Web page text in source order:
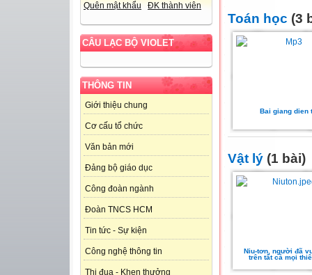
Quên mật khẩu ĐK thành viên
CÂU LẠC BỘ VIOLET
THÔNG TIN
Giới thiệu chung
Cơ cấu tổ chức
Văn bản mới
Đảng bộ giáo dục
Công đoàn ngành
Đoàn TNCS HCM
Tin tức - Sự kiện
Công nghệ thông tin
Thi đua - Khen thưởng
Toán học (3
Bai giang dien
Vật lý (1 bài)
Niu-tơn, người đã
trên tất cả mọi